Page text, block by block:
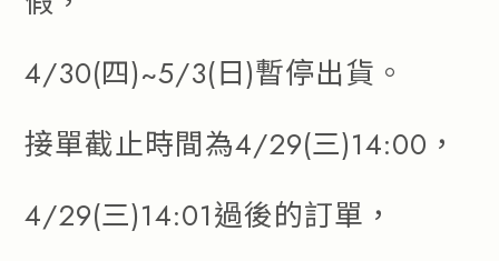
4/30(四)~5/3(日)暫停出貨。
接單截止時間為4/29(三)14:00，
4/29(三)14:01過後的訂單，